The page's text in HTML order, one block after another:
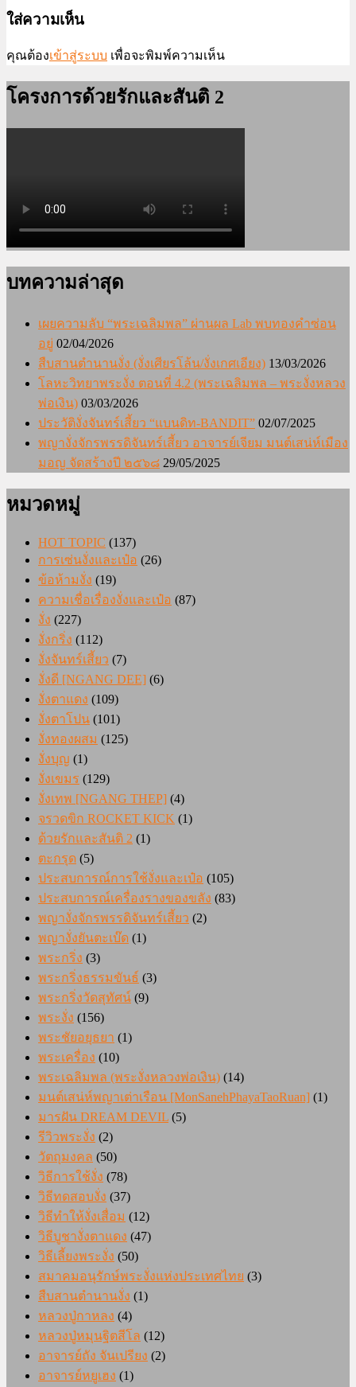
ใส่ความเห็น
คุณต้องเข้าสู่ระบบ เพื่อจะพิมพ์ความเห็น
โครงการด้วยรักและสันติ 2
บทความล่าสุด
เผยความลับ “พระเฉลิมพล” ผ่านผล Lab พบทองคำซ่อน
อยู่ 02/04/2026
สืบสานตำนานงั่ง (งั่งเศียรโล้น/งั่งเกศเอียง) 13/03/2026
โลหะวิทยาพระงั่ง ตอนที่ 4.2 (พระเฉลิมพล – พระงั่งหลวง
พ่อเงิน) 03/03/2026
ประวัติงั่งจันทร์เสี้ยว “แบนดิท-BANDIT” 02/07/2025
พญางั่งจักรพรรดิจันทร์เสี้ยว อาจารย์เจียม มนต์เสน่ห์เมือง
มอญ จัดสร้างปี ๒๕๖๘ 29/05/2025
หมวดหมู่
HOT TOPIC (137)
การเซ่นงั่งและเป๋อ (26)
ข้อห้ามงั่ง (19)
ความเชื่อเรื่องงั่งและเป๋อ (87)
งั่ง (227)
งั่งกริ่ง (112)
งั่งจันทร์เสี้ยว (7)
งั่งดี [NGANG DEE] (6)
งั่งตาแดง (109)
งั่งตาโปน (101)
งั่งทองผสม (125)
งั่งบุญ (1)
งั่งเขมร (129)
งั่งเทพ [NGANG THEP] (4)
จรวดขิก ROCKET KICK (1)
ด้วยรักและสันติ 2 (1)
ตะกรุด (5)
ประสบการณ์การใช้งั่งและเป๋อ (105)
ประสบการณ์เครื่องรางของขลัง (83)
พญางั่งจักรพรรดิจันทร์เสี้ยว (2)
พญางั่งยันตะเบ๊ด (1)
พระกริ่ง (3)
พระกริ่งธรรมขันธ์ (3)
พระกริ่งวัดสุทัศน์ (9)
พระงั่ง (156)
พระชัยอยุธยา (1)
พระเครื่อง (10)
พระเฉลิมพล (พระงั่งหลวงพ่อเงิน) (14)
มนต์เสน่ห์พญาเต่าเรือน [MonSanehPhayaTaoRuan] (1)
มารฝัน DREAM DEVIL (5)
รีวิวพระงั่ง (2)
วัตถุมงคล (50)
วิธีการใช้งั่ง (78)
วิธีทดสอบงั่ง (37)
วิธีทำให้งั่งเสื่อม (12)
วิธีบูชางั่งตาแดง (47)
วิธีเลี้ยงพระงั่ง (50)
สมาคมอนุรักษ์พระงั่งแห่งประเทศไทย (3)
สืบสานตำนานงั่ง (1)
หลวงปู่กาหลง (4)
หลวงปู่หมุนฐิตสีโล (12)
อาจารย์ถัง จันเปรียง (2)
อาจารย์หยูเฮง (1)